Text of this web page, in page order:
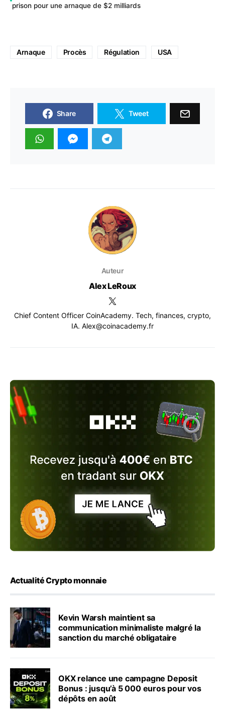
prison pour une arnaque de $2 milliards
Arnaque Procès Régulation USA
Share Tweet
Auteur
Alex LeRoux
Chief Content Officer CoinAcademy. Tech, finances, crypto,
IA. Alex@coinacademy.fr
Actualité Crypto monnaie
Kevin Warsh maintient sa
communication minimaliste malgré la
sanction du marché obligataire
OKX relance une campagne Deposit
Bonus : jusqu’à 5 000 euros pour vos
dépôts en août